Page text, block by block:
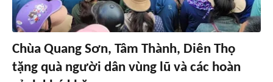
Chùa Quang Sơn, Tâm Thành, Diên Thọ
tặng quà người dân vùng lũ và các hoàn